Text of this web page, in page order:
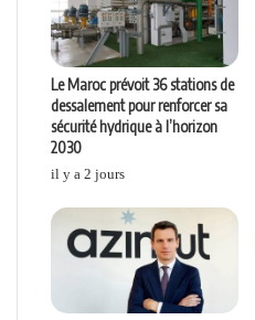
Le Maroc prévoit 36 stations de
dessalement pour renforcer sa
sécurité hydrique à l’horizon
2030
il y a 2 jours